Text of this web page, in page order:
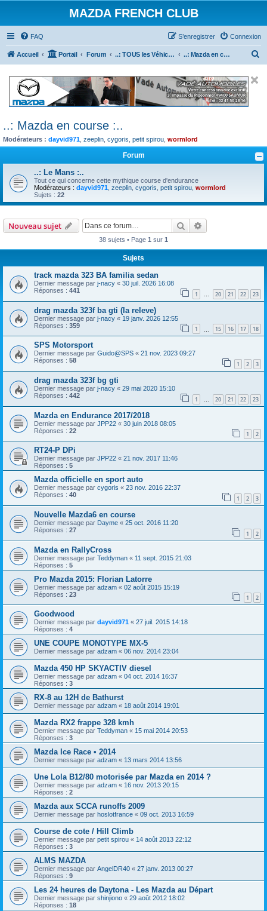
MAZDA FRENCH CLUB
FAQ Connexion
S’enregistrer
Accueil Portail Forum ..: TOUS les Véhicules MAZDA :.. ..: Mazda en course :..
h
..: Mazda en course :..
Modérateurs : dayvid971 zeeplin cygoris petit spirou wormlord
Forum
..: Le Mans :..
Tout ce qui concerne cette mythique course d'endurance
Modérateurs : dayvid971 zeeplin cygoris petit spirou wormlord
Sujets : 22
Nouveau sujet Rechercher
38 sujets • Page 1 sur 1
Sujets
track mazda 323 BA familia sedan
Dernier message par j-nacy « 30 juil. 2026 16:08
Réponses : 441 1 … 20 21 22 23
drag mazda 323f ba gti (la releve)
Dernier message par j-nacy « 19 janv. 2026 12:55
Réponses : 359 1 15 16 17 18
SPS Motorsport
Dernier message par Guido@SPS « 21 nov. 2023 09:27
Réponses : 58 1 2 3
drag mazda 323f bg gti
Dernier message par j-nacy « 29 mai 2020 15:10
Réponses : 442 1 … 20 21 22 23
Mazda en Endurance 2017/2018
Dernier message par JPP22 « 30 juin 2018 08:05
Réponses : 22 1 2
RT24-P DPi
Dernier message par JPP22 « 21 nov. 2017 11:46
Réponses : 5
Mazda officielle en sport auto
Dernier message par cygoris « 23 nov. 2016 22:37
Réponses : 40 1 2 3
Nouvelle Mazda6 en course
Dernier message par Dayme « 25 oct. 2016 11:20
Réponses : 27 1 2
Mazda en RallyCross
Dernier message par Teddyman « 11 sept. 2015 21:03
Réponses : 5
Pro Mazda 2015: Florian Latorre
Dernier message par adzam « 02 août 2015 15:19
Réponses : 23 1 2
Goodwood
Dernier message par dayvid971 « 27 juil. 2015 14:18
Réponses : 4
UNE COUPE MONOTYPE MX-5
Dernier message par adzam « 06 nov. 2014 23:04
Mazda 450 HP SKYACTIV diesel
Dernier message par adzam « 04 oct. 2014 16:37
Réponses : 3
RX-8 au 12H de Bathurst
Dernier message par adzam « 18 août 2014 19:01
Mazda RX2 frappe 328 kmh
Dernier message par Teddyman « 15 mai 2014 20:53
Réponses : 3
Mazda Ice Race • 2014
Dernier message par adzam « 13 mars 2014 13:56
Une Lola B12/80 motorisée par Mazda en 2014 ?
Dernier message par adzam « 16 nov. 2013 20:15
Réponses : 2
Mazda aux SCCA runoffs 2009
Dernier message par hoslotfrance « 09 oct. 2013 16:59
Course de cote / Hill Climb
Dernier message par petit spirou « 14 août 2013 22:12
Réponses : 3
ALMS MAZDA
Dernier message par AngelDR40 « 27 janv. 2013 00:27
Réponses : 9
Les 24 heures de Daytona - Les Mazda au Départ
Dernier message par shinjiono « 29 août 2012 18:02
Réponses : 18